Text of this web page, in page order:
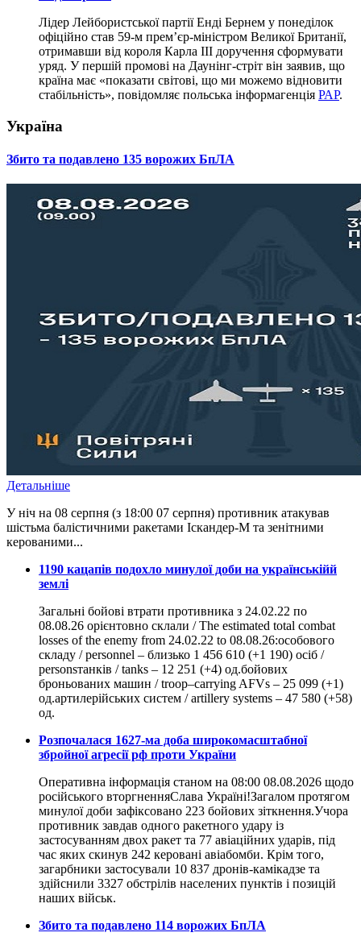
Лідер Лейбористської партії Енді Бернем у понеділок
офіційно став 59-м прем’єр-міністром Великої Британії,
отримавши від короля Карла III доручення сформувати
уряд. У першій промові на Даунінг-стріт він заявив, що
країна має «показати світові, що ми можемо відновити
стабільність», повідомляє польська інформагенція РАР.
Україна
​Збито та подавлено 135 ворожих БпЛА
Детальніше
У ніч на 08 серпня (з 18:00 07 серпня) противник атакував
шістьма балістичними ракетами Іскандер-М та зенітними
керованими...
​1190 кацапів подохло минулої доби на українськійй
землі
Загальні бойові втрати противника з 24.02.22 по
08.08.26 орієнтовно склали / The estimated total combat
losses of the enemy from 24.02.22 to 08.08.26:особового
складу / personnel – близько 1 456 610 (+1 190) осіб /
personsтанків / tanks – 12 251 (+4) од.бойових
броньованих машин / troop–carrying AFVs – 25 099 (+1)
од.артилерійських систем / artillery systems – 47 580 (+58)
од.
​Розпочалася 1627-ма доба широкомасштабної
збройної агресії рф проти України
Оперативна інформація станом на 08:00 08.08.2026 щодо
російського вторгненняСлава Україні!Загалом протягом
минулої доби зафіксовано 223 бойових зіткнення.Учора
противник завдав одного ракетного удару із
застосуванням двох ракет та 77 авіаційних ударів, під
час яких скинув 242 керовані авіабомби. Крім того,
загарбники застосували 10 837 дронів-камікадзе та
здійснили 3327 обстрілів населених пунктів і позицій
наших військ.
​Збито та подавлено 114 ворожих БпЛА